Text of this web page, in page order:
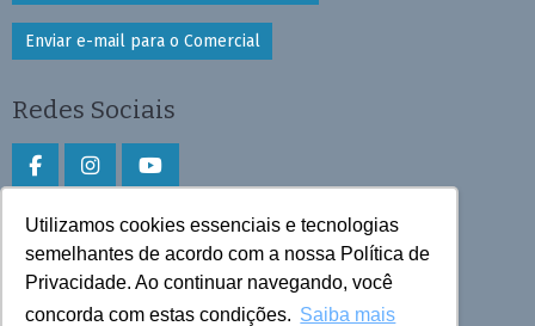
Utilizamos cookies essenciais e tecnologias
semelhantes de acordo com a nossa Política de
Privacidade. Ao continuar navegando, você
concorda com estas condições. Saiba mais
Enviar e-mail para o Comercial
Redes Sociais
Faça download do aplicativo
Play Store e App Store